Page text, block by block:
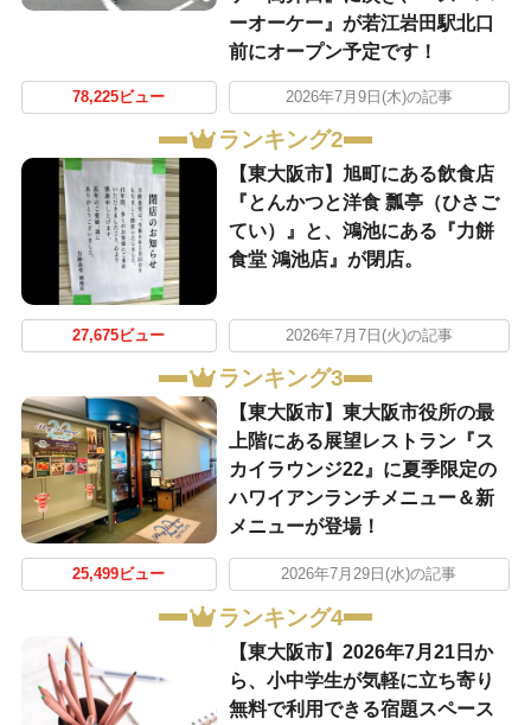
ーオーケー』が若江岩田駅北口
前にオープン予定です！
78,225ビュー 2026年7月9日(木)の記事
ランキング2
【東大阪市】旭町にある飲食店
『とんかつと洋食 瓢亭（ひさご
てい）』と、鴻池にある『力餅
食堂 鴻池店』が閉店。
27,675ビュー 2026年7月7日(火)の記事
ランキング3
【東大阪市】東大阪市役所の最
上階にある展望レストラン『ス
カイラウンジ22』に夏季限定の
ハワイアンランチメニュー＆新
メニューが登場！
25,499ビュー 2026年7月29日(水)の記事
ランキング4
【東大阪市】2026年7月21日か
ら、小中学生が気軽に立ち寄り
無料で利用できる宿題スペース